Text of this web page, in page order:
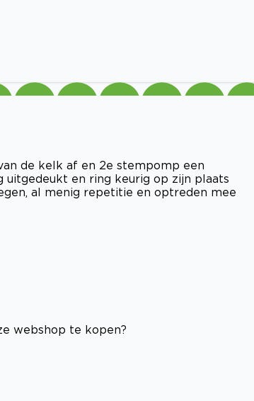
de kelk af en 2e stempomp een
en ring keurig op zijn plaats
al menig repetitie en optreden mee
webshop te kopen?